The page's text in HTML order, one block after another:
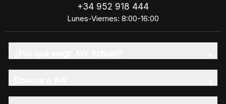
+34 952 918 444
Lunes-Viernes: 8:00-16:00